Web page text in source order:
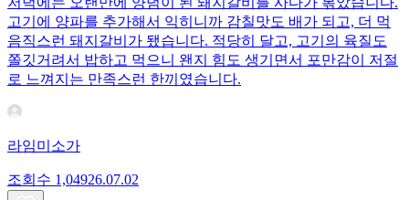
고기에 양파를 추가해서 익히니까 감칠맛도 배가 되고, 더 먹
음직스런 돼지갈비가 됐습니다. 적당히 달고, 고기의 육질도
쫄깃거려서 밥하고 먹으니 왠지 힘도 생기면서 포만감이 저절
로 느껴지는 만족스런 한끼였습니다.
라임미소가
조회수 1,04926.07.02